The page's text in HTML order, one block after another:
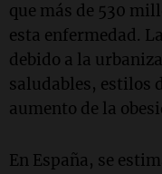
que más de 530
esta enfermedad.
debido a la
saludables, estilos
aumento de la
En España, se